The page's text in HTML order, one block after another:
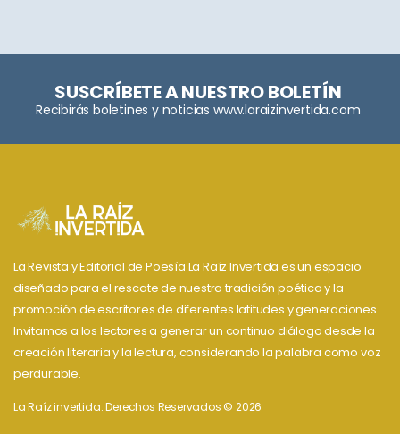
SUSCRÍBETE A NUESTRO BOLETÍN
Recibirás boletines y noticias www.laraizinvertida.com
La Revista y Editorial de Poesía La Raíz Invertida es un espacio
diseñado para el rescate de nuestra tradición poética y la
promoción de escritores de diferentes latitudes y generaciones.
Invitamos a los lectores a generar un continuo diálogo desde la
creación literaria y la lectura, considerando la palabra como voz
perdurable.
La Raíz invertida. Derechos Reservados © 2026